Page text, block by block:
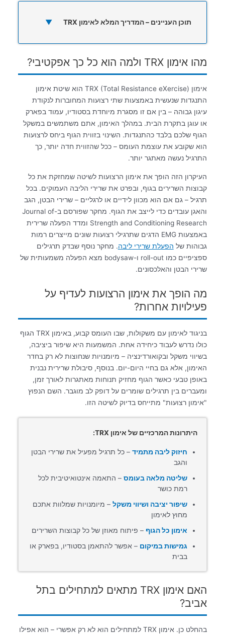
תוכן העניינים – המדריך המלא לאימון TRX ▼
מהו אימון TRX ולמה הוא כל כך אפקטיבי?
אימון TRX (Total Resistance eXercise) הוא שיטת אימון
התנגדות שנעשית באמצעות שתי רצועות המחוברות לנקודת
עיגון גבוהה – בין אם זו מסגרת מיוחדת בסטודיו, עמוד בפארק
או עוגן בתקרת הבית. במהלך האימון, אתם משתמשים במשקל
הגוף שלכם בלבד כהתנגדות. השינוי בזווית הגוף ביחס לרצועות
הוא שקובע את עוצמת העומס – ככל שהזווית חדה יותר, כך
התרגיל נעשה מאתגר יותר.
העיקרון הזה הופך את אימון הרצועות לשיטה שמחזקת את כל
קבוצות השרירים בגוף, ובפרט את שרירי הליבה העמוקים. בכל
תרגיל – גם אם הוא מכוון לידיים או לרגליים – שרירי הבטן, הגב
והאגן עובדים כדי לייצב את הגוף. מחקר שפורסם ב-Journal of
Strength and Conditioning Research ומדד הפעלה שרירית
באמצעות EMG הדגים שתרגילי רצועות שונים מייצרים רמות
גבוהות של הפעלת שרירי ליבה. מחקר נוסף שבדק תרגילים
ספציפיים כמו roll-out ו-bodysaw מצא הפעלה משמעותית של
שרירי הבטן והאלכסונים.
מה הופך את אימון הרצועות לעדיף על
פעילויות אחרות?
בניגוד לאימון עם משקולות, שבו העומס קבוע, באימון TRX הגוף
כולו נדרש לעבוד כיחידה אחת. המשמעות היא שיפור ביציבה,
בשיווי משקל ובקואורדינציה – מיומנויות שנחוצות לא רק בחדר
האימון, אלא גם בחיי היום-יום. בנוסף, סיבולת שרירית נבנית
באופן טבעי כאשר הגוף מחזיק תנוחות מאתגרות לאורך זמן,
ומעברים בין תרגילים שומרים על דופק לב מוגבר. השם הנפוץ
"אימון רצועות" מתייחס בדיוק לשיטה הזו.
היתרונות המרכזיים של אימון TRX:
חיזוק ליבה מתמיד – כל תרגיל מפעיל את שרירי הבטן
והגב
שליטה מלאה בעומס – התאמה אינטואיטיבית לכל
רמת כושר
שיפור יציבה ושיווי משקל – מיומנויות שמלוות אתכם
מחוץ לאימון
אימון כל הגוף – פיתוח מאוזן של כל קבוצות השרירים
גמישות במיקום – אפשר להתאמן בסטודיו, בפארק או
בבית
האם אימון TRX מתאים למתחילים בתל
אביב?
בהחלט כן. אימון TRX למתחילים הוא לא רק אפשרי – הוא אפילו